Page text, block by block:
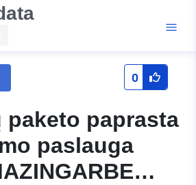
0
paketo paprasta
paslauga